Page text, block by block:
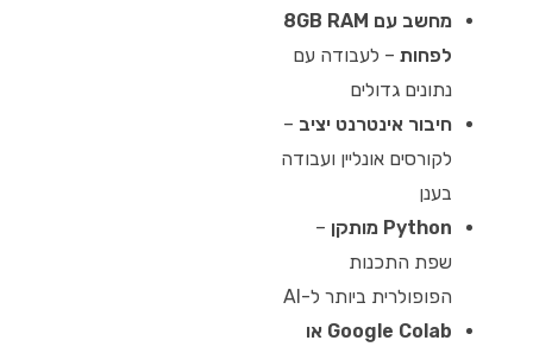
מחשב עם 8GB RAM
לפחות – לעבודה עם
נתונים גדולים
חיבור אינטרנט יציב –
לקורסים אונליין ועבודה
בענן
Python מותקן
–
שפת התכנות
הפופולרית ביותר ל-AI
Google Colab או